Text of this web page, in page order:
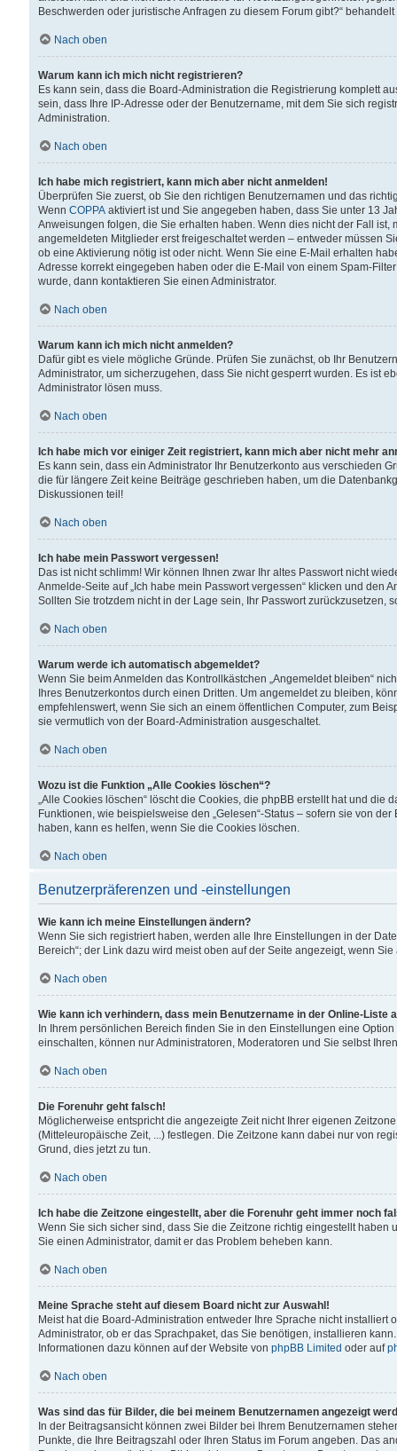
Beschwerden oder juristische Anfragen zu diesem Forum gibt?“
Nach oben
Warum kann ich mich nicht registrieren?
Es kann sein, dass die Board-Administration die Registrierung komplett
sein, dass Ihre IP-Adresse oder der Benutzername, mit dem Sie sich
Administration.
Nach oben
Ich habe mich registriert, kann mich aber nicht anmelden!
Überprüfen Sie zuerst, ob Sie den richtigen Benutzernamen und das
Wenn COPPA aktiviert ist und Sie angegeben haben, dass Sie unter 13
Anweisungen folgen, die Sie erhalten haben. Wenn dies nicht der Fall
angemeldeten Mitglieder erst freigeschaltet werden – entweder müssen
ob eine Aktivierung nötig ist oder nicht. Wenn Sie eine E-Mail erhalten
Adresse korrekt eingegeben haben oder die E-Mail von einem Spam-
wurde, dann kontaktieren Sie einen Administrator.
Nach oben
Warum kann ich mich nicht anmelden?
Dafür gibt es viele mögliche Gründe. Prüfen Sie zunächst, ob Ihr
Administrator, um sicherzugehen, dass Sie nicht gesperrt wurden. Es ist
Administrator lösen muss.
Nach oben
Ich habe mich vor einiger Zeit registriert, kann mich aber nicht mehr
Es kann sein, dass ein Administrator Ihr Benutzerkonto aus verschieden
die für längere Zeit keine Beiträge geschrieben haben, um die
Diskussionen teil!
Nach oben
Ich habe mein Passwort vergessen!
Das ist nicht schlimm! Wir können Ihnen zwar Ihr altes Passwort nicht
Anmelde-Seite auf „Ich habe mein Passwort vergessen“ klicken und
Sollten Sie trotzdem nicht in der Lage sein, Ihr Passwort zurückzusetzen,
Nach oben
Warum werde ich automatisch abgemeldet?
Wenn Sie beim Anmelden das Kontrollkästchen „Angemeldet bleiben“
Ihres Benutzerkontos durch einen Dritten. Um angemeldet zu bleiben,
empfehlenswert, wenn Sie sich an einem öffentlichen Computer, zum
sie vermutlich von der Board-Administration ausgeschaltet.
Nach oben
Wozu ist die Funktion „Alle Cookies löschen“?
„Alle Cookies löschen“ löscht die Cookies, die phpBB erstellt hat und
Funktionen, wie beispielsweise den „Gelesen“-Status – sofern sie von
haben, kann es helfen, wenn Sie die Cookies löschen.
Nach oben
Benutzerpräferenzen und -einstellungen
Wie kann ich meine Einstellungen ändern?
Wenn Sie sich registriert haben, werden alle Ihre Einstellungen in der
Bereich“; der Link dazu wird meist oben auf der Seite angezeigt, wenn
Nach oben
Wie kann ich verhindern, dass mein Benutzername in der Online-Liste
In Ihrem persönlichen Bereich finden Sie in den Einstellungen eine
einschalten, können nur Administratoren, Moderatoren und Sie selbst
Nach oben
Die Forenuhr geht falsch!
Möglicherweise entspricht die angezeigte Zeit nicht Ihrer eigenen
(Mitteleuropäische Zeit, ...) festlegen. Die Zeitzone kann dabei nur von
Grund, dies jetzt zu tun.
Nach oben
Ich habe die Zeitzone eingestellt, aber die Forenuhr geht immer noch
Wenn Sie sich sicher sind, dass Sie die Zeitzone richtig eingestellt
Sie einen Administrator, damit er das Problem beheben kann.
Nach oben
Meine Sprache steht auf diesem Board nicht zur Auswahl!
Meist hat die Board-Administration entweder Ihre Sprache nicht
Administrator, ob er das Sprachpaket, das Sie benötigen, installieren
Informationen dazu können auf der Website von phpBB Limited oder auf
Nach oben
Was sind das für Bilder, die bei meinem Benutzernamen angezeigt
In der Beitragsansicht können zwei Bilder bei Ihrem Benutzernamen
Punkte, die Ihre Beitragszahl oder Ihren Status im Forum angeben. Das